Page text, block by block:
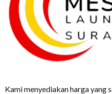
Kami menyediakan harga yang